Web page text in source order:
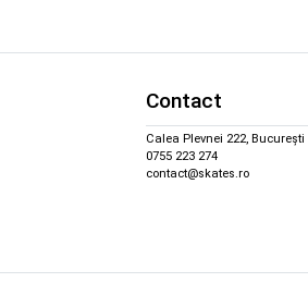
Contact
Calea Plevnei 222, București
0755 223 274
contact@skates.ro